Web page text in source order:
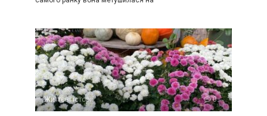
Життєві історії 0